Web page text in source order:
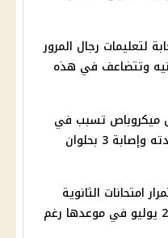
لتعليمات رجال المرور
إلى 1000 جنيه وتتضاعف في هذه
ميكروباص تسبب في
3 بحلوان
امتحانات الثانوية
العامة 2026 يوم 2 يوليو في موعدها رغم